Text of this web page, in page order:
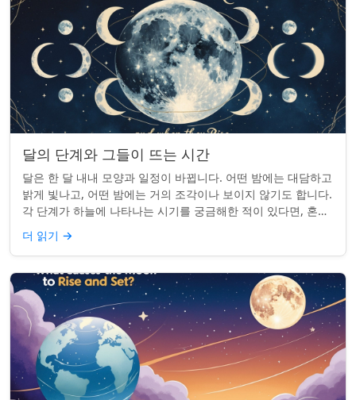
달의 단계와 그들이 뜨는 시간
달은 한 달 내내 모양과 일정이 바뀝니다. 어떤 밤에는 대담하고
밝게 빛나고, 어떤 밤에는 거의 조각이나 보이지 않기도 합니다.
각 단계가 하늘에 나타나는 시기를 궁금해한 적이 있다면, 혼자
가 아닙니다. 사실 그 타...
더 읽기 →